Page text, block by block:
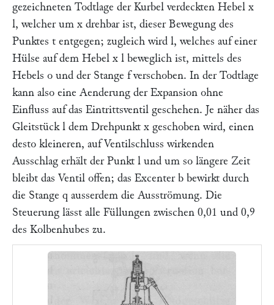
gezeichneten Todtlage der Kurbel verdeckten Hebel x
l, welcher um x drehbar ist, dieser Bewegung des
Punktes t entgegen; zugleich wird l, welches auf einer
Hülse auf dem Hebel x l beweglich ist, mittels des
Hebels o und der Stange fverschoben. In der Todtlage
kann also eine Aenderung der Expansion ohne
Einfluss auf das Eintrittsventil geschehen. Je näher das
Gleitstück l dem Drehpunkt x geschoben wird, einen
desto kleineren, auf Ventilschluss wirkenden
Ausschlag erhält der Punkt l und um so längere Zeit
bleibt das Ventil offen; das Excenter b bewirkt durch
die Stange q ausserdem die Ausströmung. Die
Steuerung lässt alle Füllungen zwischen 0,01 und 0,9
des Kolbenhubes zu.